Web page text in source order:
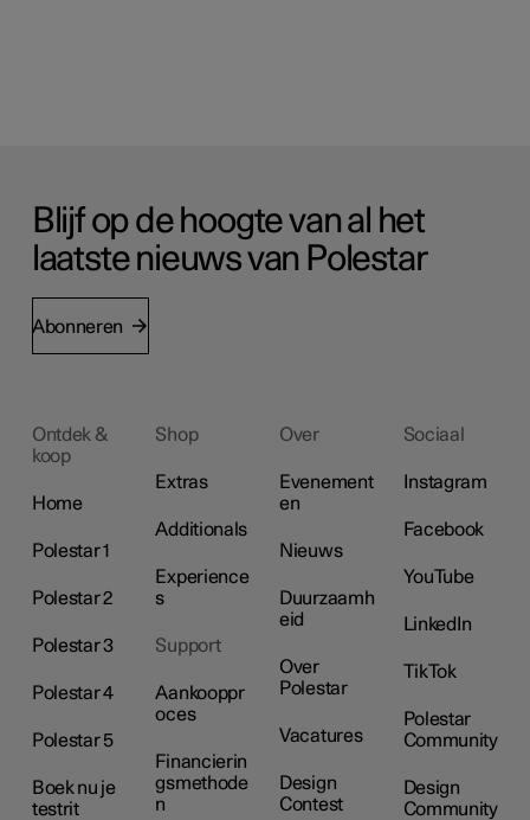
Blijf op de hoogte van al het
laatste nieuws van Polestar
Abonneren
Ontdek &
koop
Home
Polestar 1
Polestar 2
Polestar 3
Polestar 4
Polestar 5
Boek nu je
testrit
Shop
Extras
Additionals
Experience
s
Support
Aankooppr
oces
Financierin
gsmethode
n
Over
Evenement
en
Nieuws
Duurzaamh
eid
Over
Polestar
Vacatures
Design
Contest
Sociaal
Instagram
Facebook
YouTube
LinkedIn
TikTok
Polestar
Community
Design
Community